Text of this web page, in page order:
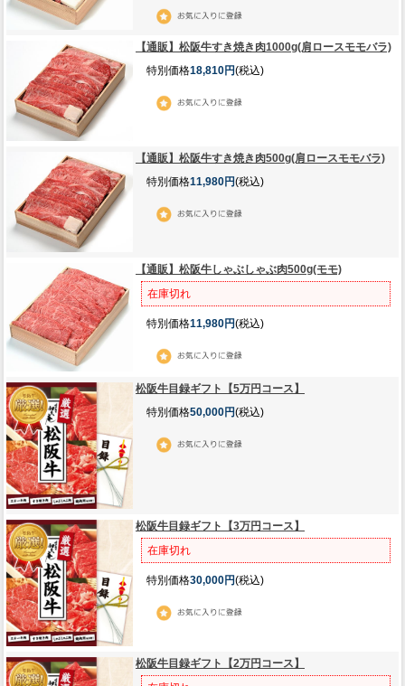
【通販】松阪牛すき焼き肉1000g(肩ロースモモバラ)
特別価格18,810円(税込)
【通販】松阪牛すき焼き肉500g(肩ロースモモバラ)
特別価格11,980円(税込)
【通販】松阪牛しゃぶしゃぶ肉500g(モモ)
在庫切れ
特別価格11,980円(税込)
松阪牛目録ギフト【5万円コース】
特別価格50,000円(税込)
松阪牛目録ギフト【3万円コース】
在庫切れ
特別価格30,000円(税込)
松阪牛目録ギフト【2万円コース】